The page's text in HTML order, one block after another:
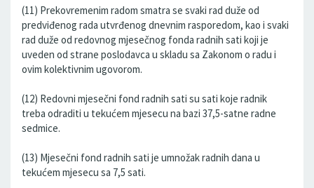
(11) Prekovremenim radom smatra se svaki rad duže od
predviđenog rada utvrđenog dnevnim rasporedom, kao i svaki
rad duže od redovnog mjesečnog fonda radnih sati koji je
uveden od strane poslodavca u skladu sa Zakonom o radu i
ovim kolektivnim ugovorom.
(12) Redovni mjesečni fond radnih sati su sati koje radnik
treba odraditi u tekućem mjesecu na bazi 37,5-satne radne
sedmice.
(13) Mjesečni fond radnih sati je umnožak radnih dana u
tekućem mjesecu sa 7,5 sati.